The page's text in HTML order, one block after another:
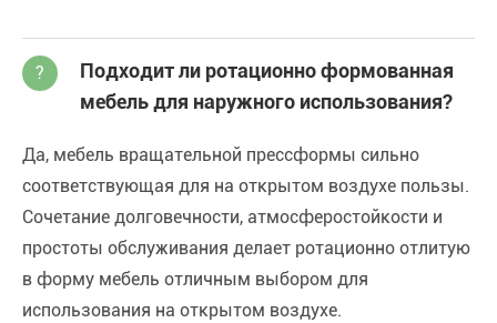
?
Подходит ли ротационно формованная
мебель для наружного использования?
Да, мебель вращательной прессформы сильно
соответствующая для на открытом воздухе пользы.
Сочетание долговечности, атмосферостойкости и
простоты обслуживания делает ротационно отлитую
в форму мебель отличным выбором для
использования на открытом воздухе.